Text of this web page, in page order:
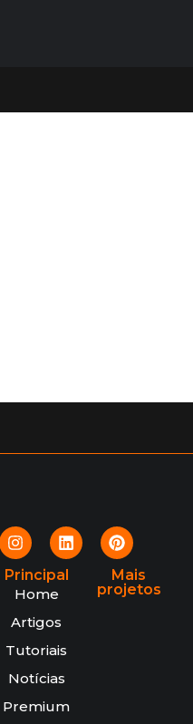
Principal
Home
Artigos
Tutoriais
Notícias
Premium
Mais
projetos